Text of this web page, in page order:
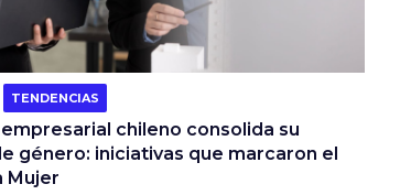
TENDENCIAS
chileno consolida su
género: iniciativas que marcaron el
Mujer